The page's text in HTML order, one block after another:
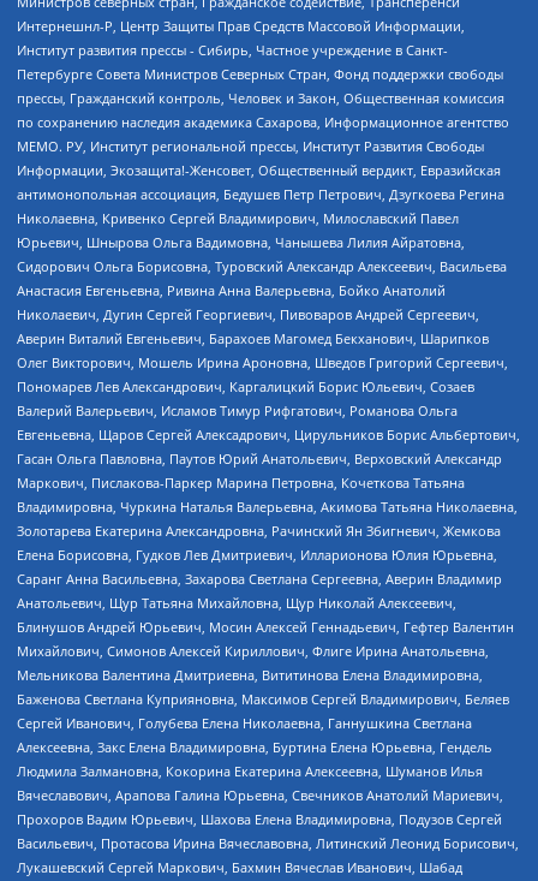
Интернешнл-Р, Центр Защиты Прав Средств Массовой Информации,
Институт развития прессы - Сибирь, Частное учреждение в Санкт-
Петербурге Совета Министров Северных Стран, Фонд поддержки свободы
прессы, Гражданский контроль, Человек и Закон, Общественная комиссия
по сохранению наследия академика Сахарова, Информационное агентство
МЕМО. РУ, Институт региональной прессы, Институт Развития Свободы
Информации, Экозащита!-Женсовет, Общественный вердикт, Евразийская
антимонопольная ассоциация, Бедушев Петр Петрович, Дзугкоева Регина
Николаевна, Кривенко Сергей Владимирович, Милославский Павел
Юрьевич, Шнырова Ольга Вадимовна, Чанышева Лилия Айратовна,
Сидорович Ольга Борисовна, Туровский Александр Алексеевич, Васильева
Анастасия Евгеньевна, Ривина Анна Валерьевна, Бойко Анатолий
Николаевич, Дугин Сергей Георгиевич, Пивоваров Андрей Сергеевич,
Аверин Виталий Евгеньевич, Барахоев Магомед Бекханович, Шарипков
Олег Викторович, Мошель Ирина Ароновна, Шведов Григорий Сергеевич,
Пономарев Лев Александрович, Каргалицкий Борис Юльевич, Созаев
Валерий Валерьевич, Исламов Тимур Рифгатович, Романова Ольга
Евгеньевна, Щаров Сергей Алексадрович, Цирульников Борис Альбертович,
Гасан Ольга Павловна, Паутов Юрий Анатольевич, Верховский Александр
Маркович, Пислакова-Паркер Марина Петровна, Кочеткова Татьяна
Владимировна, Чуркина Наталья Валерьевна, Акимова Татьяна Николаевна,
Золотарева Екатерина Александровна, Рачинский Ян Збигневич, Жемкова
Елена Борисовна, Гудков Лев Дмитриевич, Илларионова Юлия Юрьевна,
Саранг Анна Васильевна, Захарова Светлана Сергеевна, Аверин Владимир
Анатольевич, Щур Татьяна Михайловна, Щур Николай Алексеевич,
Блинушов Андрей Юрьевич, Мосин Алексей Геннадьевич, Гефтер Валентин
Михайлович, Симонов Алексей Кириллович, Флиге Ирина Анатольевна,
Мельникова Валентина Дмитриевна, Вититинова Елена Владимировна,
Баженова Светлана Куприяновна, Максимов Сергей Владимирович, Беляев
Сергей Иванович, Голубева Елена Николаевна, Ганнушкина Светлана
Алексеевна, Закс Елена Владимировна, Буртина Елена Юрьевна, Гендель
Людмила Залмановна, Кокорина Екатерина Алексеевна, Шуманов Илья
Вячеславович, Арапова Галина Юрьевна, Свечников Анатолий Мариевич,
Прохоров Вадим Юрьевич, Шахова Елена Владимировна, Подузов Сергей
Васильевич, Протасова Ирина Вячеславовна, Литинский Леонид Борисович,
Лукашевский Сергей Маркович, Бахмин Вячеслав Иванович, Шабад